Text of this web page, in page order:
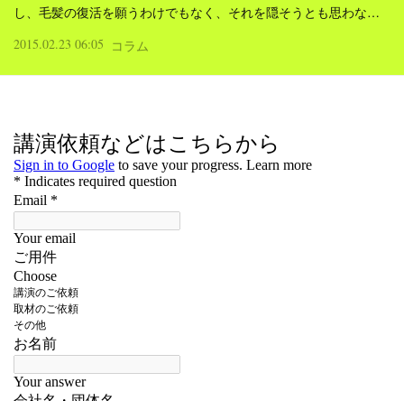
し、毛髪の復活を願うわけでもなく、それを隠そうとも思わな…
2015.02.23 06:05 コラム